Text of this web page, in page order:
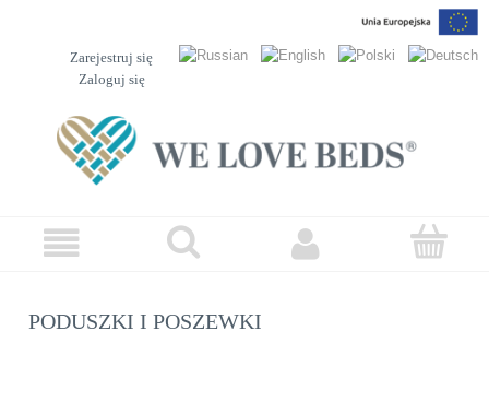
Zarejestruj się
Zaloguj się
PODUSZKI I POSZEWKI